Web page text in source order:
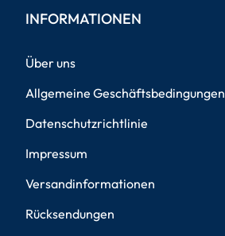
INFORMATIONEN
Über uns
Allgemeine Geschäftsbedingungen
Datenschutzrichtlinie
Impressum
Versandinformationen
Rücksendungen